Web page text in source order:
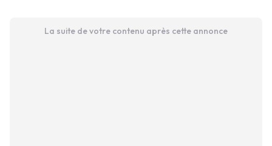
La suite de votre contenu après cette annonce